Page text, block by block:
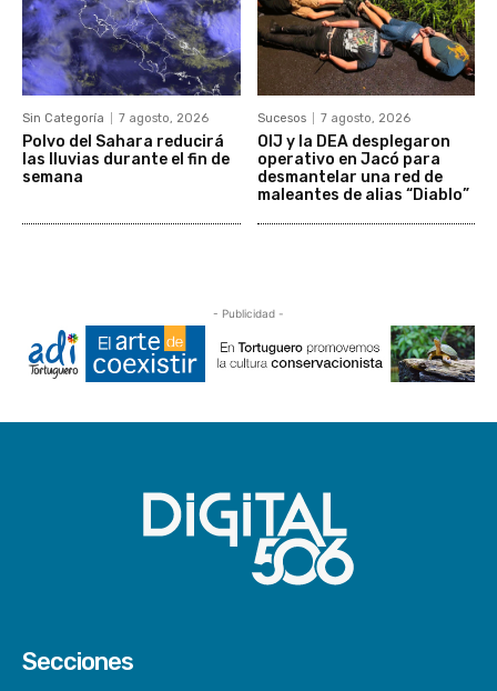
Sin Categoría 7 agosto, 2026
Polvo del Sahara reducirá
las lluvias durante el fin de
semana
Sucesos 7 agosto, 2026
OIJ y la DEA desplegaron
operativo en Jacó para
desmantelar una red de
maleantes de alias “Diablo”
- Publicidad -
Secciones